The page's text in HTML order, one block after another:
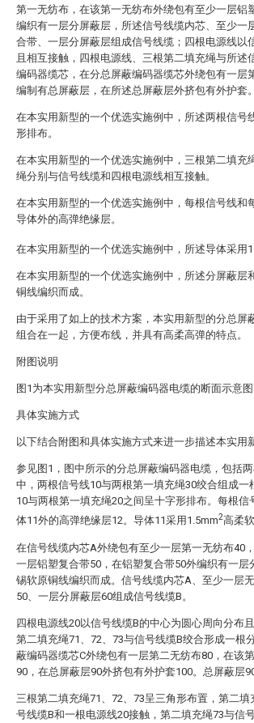
第一无纺布，在该第一无纺布外绕包有至少一层铝
编织有一层分屏蔽层，所述信号线缆内芯、至少一
合带、一层分屏蔽层组成信号线缆；四根电源线以
且相互接触，四根电源线、三根第二填充绳与所述
编码器缆芯，在分总屏蔽编码器缆芯外绕包有一层
编制有总屏蔽层，在所述总屏蔽层外挤包有外护套。
在本实用新型的一个优选实施例中，所述两根信号
形排布。
在本实用新型的一个优选实施例中，三根第二填充
绳分别与信号线缆和四根电源线相互接触。
在本实用新型的一个优选实施例中，每根信号线和
导体外的高弹绝缘层。
在本实用新型的一个优选实施例中，所述导体采用
在本实用新型的一个优选实施例中，所述分屏蔽层
铜线编织而成。
由于采用了如上的技术方案，本实用新型的分总屏
组合在一起，方便布线，并具有高柔高弹的特点。
附图说明
图1为本实用新型分总屏蔽编码器电缆的断面示意图
具体实施方式
以下结合附图和具体实施方式来进一步描述本实用
参见图1，图中所示的分总屏蔽编码器电缆，包括
中，两根信号线10与两根第一填充绳30绞合组成
10与两根第一填充绳20之间呈十字形排布。每根
体11外的高弹绝缘层12。导体11采用1.5mm2高柔
在信号线缆内芯A外绕包有至少一层第一无纺布40
一层铝塑复合带50，在铝塑复合带50外编织有一
锡软原铜线编织而成。信号线缆内芯A、至少一层
50、一层分屏蔽层60组成信号线缆B。
四根电源线20以信号线缆B的中心为圆心周向分布
第二填充绳71、72、73与信号线缆B绞合形成一根
蔽编码器缆芯C外绕包有一层第二无纺布80，在该
90，在总屏蔽层90外挤包有外护套100。总屏蔽层
三根第二填充绳71、72、73呈三角形布置，第二
号线缆B和一根电源线20接触，第二填充绳73与信